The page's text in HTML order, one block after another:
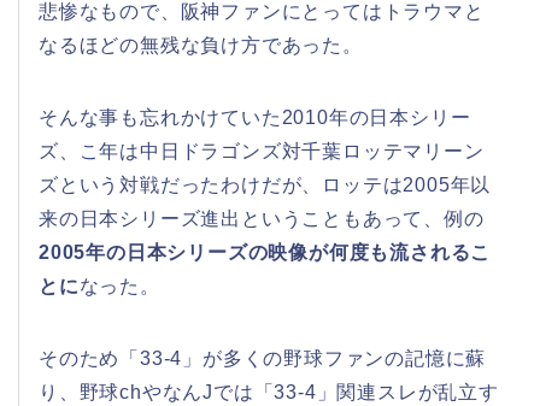
悲惨なもので、阪神ファンにとってはトラウマと
なるほどの無残な負け方であった。
そんな事も忘れかけていた2010年の日本シリー
ズ、こ年は中日ドラゴンズ対千葉ロッテマリーン
ズという対戦だったわけだが、ロッテは2005年以
来の日本シリーズ進出ということもあって、例の
2005年の日本シリーズの映像が何度も流されるこ
とになった。
そのため「33-4」が多くの野球ファンの記憶に蘇
り、野球chやなんJでは「33-4」関連スレが乱立す